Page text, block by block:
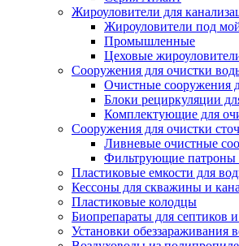
Жироуловители для
Жироуловители под
Промышленные
Цеховые
Сооружения для очистки
Очистные сооружения
Блоки рециркуляции
Комплектующие для
Сооружения для очистки
Ливневые очистные
Фильтрующие патроны
Пластиковые емкости для
Кессоны для скважины и
Пластиковые колодцы
Биопрепараты для септиков
Установки обеззараживания